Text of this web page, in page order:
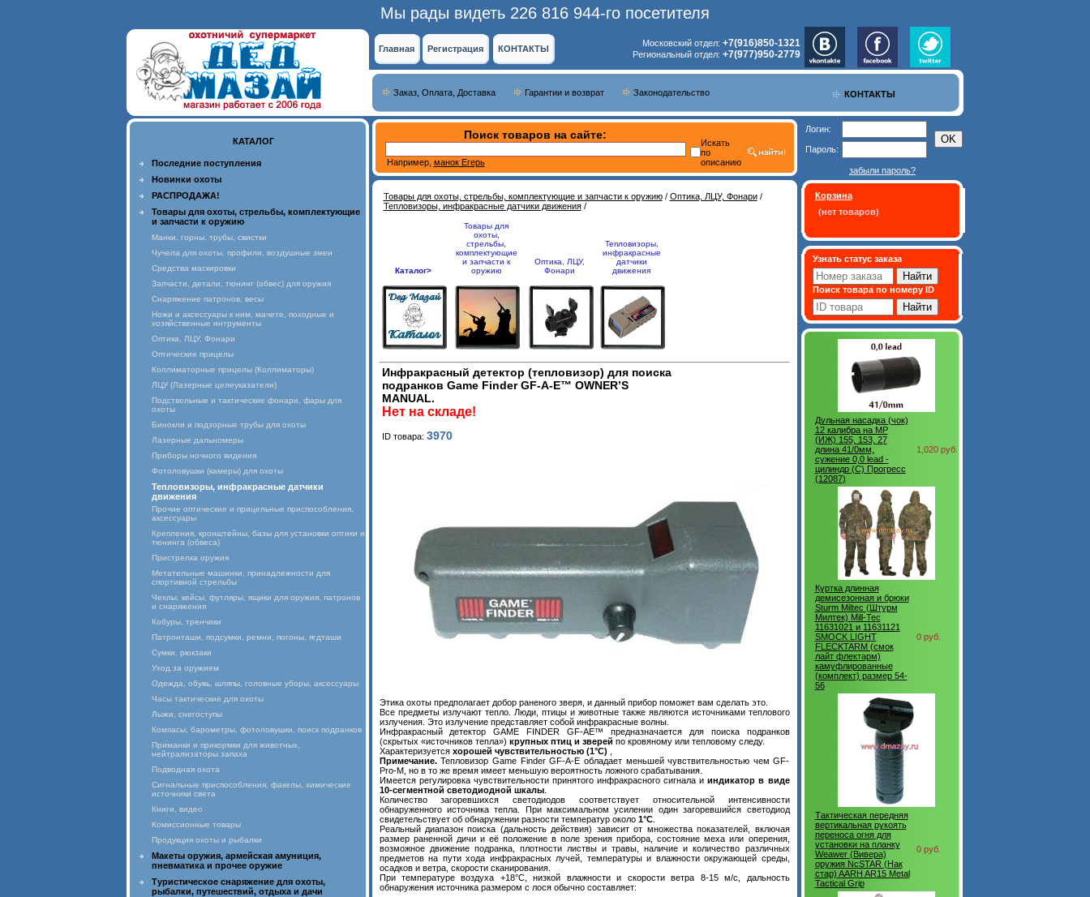
Мы рады видеть 226 816 944-го посетителя
Главная Регистрация КОНТАКТЫ
Московский отдел: +7(916)850-1321
Региональный отдел: +7(977)950-2779
КОНТАКТЫ
Заказ, Оплата, Доставка Гарантии и возврат Законодательство
КАТАЛОГ
Последние поступления
Новинки охоты
РАСПРОДАЖА!
Товары для охоты, стрельбы, комплектующие
и запчасти к оружию
Манки, горны, трубы, свистки
Чучела для охоты, профили, воздушные змеи
Средства маскировки
Запчасти, детали, тюнинг (обвес) для оружия
Снаряжение патронов, весы
Ножи и аксессуары к ним, мачете, походные и
хозяйственные интрументы
Оптика, ЛЦУ, Фонари
Оптические прицелы
Коллиматорные прицелы (Коллиматоры)
ЛЦУ (Лазерные целеуказатели)
Подствольные и тактические фонари, фары для
охоты
Бинокли и подзорные трубы для охоты
Лазерные дальномеры
Приборы ночного видения
Фотоловушки (камеры) для охоты
Тепловизоры, инфракрасные датчики
движения
Прочие оптические и прицельные приспособления,
аксессуары
Крепления, кронштейны, базы для установки оптики и
тюнинга (обвеса)
Пристрелка оружия
Метательные машинки, принадлежности для
спортивной стрельбы
Чехлы, кейсы, футляры, ящики для оружия, патронов
и снаряжения
Кобуры, тренчики
Патронташи, подсумки, ремни, погоны, ягдташи
Сумки, рюкзаки
Уход за оружием
Одежда, обувь, шляпы, головные уборы, аксессуары
Часы тактические для охоты
Лыжи, снегоступы
Компасы, барометры, фотоловушки, поиск подранков
Приманки и прикормки для животных,
нейтрализаторы запаха
Подводная охота
Сигнальные приспособления, факелы, химические
источники света
Книги, видео
Комиссионные товары
Продукция охоты и рыбалки
Макеты оружия, армейская амуниция,
пневматика и прочее оружие
Туристическое снаряжение для охоты,
рыбалки, путешествий, отдыха и дачи
Поиск товаров на сайте:
Например, манок Егерь
Искать
по
описанию
Товары для охоты, стрельбы, комплектующие и запчасти к оружию/ Оптика, ЛЦУ, Фонари/
Тепловизоры, инфракрасные датчики движения/
Каталог>
Товары для
охоты,
стрельбы,
комплектующие
и запчасти к
оружию
Оптика, ЛЦУ,
Фонари
Тепловизоры,
инфракрасные
датчики
движения
Инфракрасный детектор (тепловизор) для поиска
подранков Game Finder GF-A-E™ OWNER’S
MANUAL.
Нет на складе!
ID товара: 3970
Этика охоты предполагает добор раненого зверя, и данный прибор поможет вам сделать это.
Все предметы излучают тепло. Люди, птицы и животные также являются источниками теплового
излучения. Это излучение представляет собой инфракрасные волны.
Инфракрасный детектор GAME FINDER GF-AE™ предназначается для поиска подранков
(скрытых «источников тепла») крупных птиц и зверей по кровяному или тепловому следу.
Характеризуется хорошей чувствительностью (1°С)
Примечание.Тепловизор Game Finder GF-A-E обладает меньшей чувствительностью чем GF-
Pro-М, но в то же время имеет меньшую вероятность ложного срабатывания.
Имеется регулировка чувствительности принятого инфракрасного сигнала ииндикатор в виде
10-сегментной светодиодной шкалы.
Количество загоревшихся светодиодов соответствует относительной интенсивности
обнаруженного источника тепла. При максимальном усилении один загоревшийся светодиод
свидетельствует об обнаружении разности температур около 1°С.
Реальный диапазон поиска (дальность действия) зависит от множества показателей, включая
размер раненной дичи и её положение в поле зрения прибора, состояние меха или оперения,
возможное движение подранка, плотности листвы и травы, наличие и количество различных
предметов на пути хода инфракрасных лучей, температуры и влажности окружающей среды,
осадков и ветра, скорости сканирования.
При температуре воздуха +18°С, низкой влажности и скорости ветра 8-15 м/с, дальность
обнаружения источника размером с лося обычно составляет:
Логин:
Пароль:
забыли пароль?
Корзина
(нет товаров)
Узнать статус заказа
Поиск товара по номеру ID
Дульная насадка (чок)
12 калибра на МР
(ИЖ) 155, 153, 27
длина 41/0мм,
сужение 0,0 lead -
цилиндр (C) Прогресс
(12087)
1,020 руб.
Куртка длинная
демисезонная и брюки
Sturm Miltec (Штурм
Милтек) Mill-Tec
11631021 и 11631121
SMOCK LIGHT
FLECKTARM (смок
лайт флектарм)
камуфлированные
(комплект) размер 54-
56
0 руб.
Тактическая передняя
вертикальная рукоять
переноса огня для
установки на планку
Weawer (Вивера)
оружия NcSTAR (Нак
стар) AARH AR15 Metal
Tactical Grip
0 руб.